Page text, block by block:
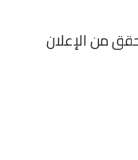
من الإعلان